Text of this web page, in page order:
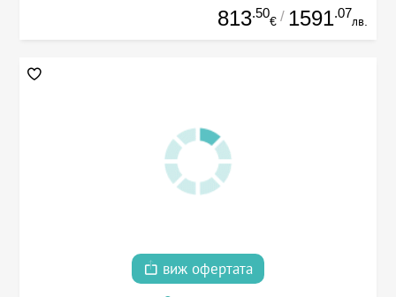
813.50
€ / 1591.07
лв.
виж офертата